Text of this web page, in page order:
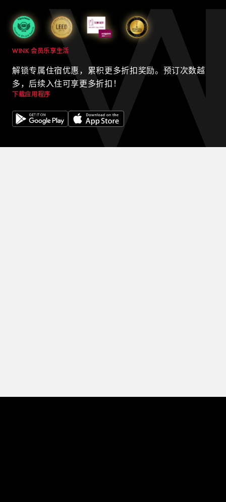
WINK 会员乐享生活
解锁专属住宿优惠，累积更多折扣奖励。预订次数越
多，后续入住可享更多折扣！
下载应用程序